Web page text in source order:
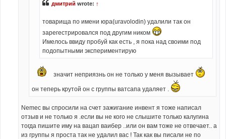
дмитрий wrote: ↑
товарища по имени юра(uravolodin) удалили так он
зарегестрировался под другим ником
Имелось ввиду пробуй как есть , я пока над своими под
подопытными экспериментирую
значит неприязнь он не только у меня вызывает
он теперь крутой он с группы ватсапа удаляет .
Nemec вы спросили на счет зажигание инвент я тоже написал
отзыв и не только я .если вы не кого не слышите только калугина
тогда пишите иму на вацап ваибер ..или он вам тоже не отвечает.. а
из группы я проста так не удалил вас ! Так как вы писали не по